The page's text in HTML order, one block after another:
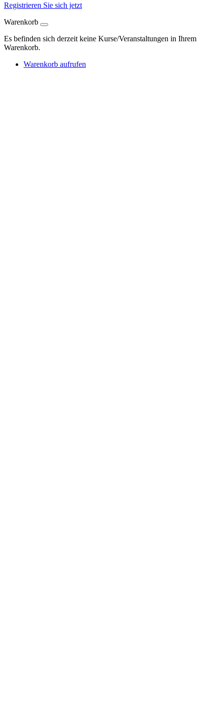
Registrieren Sie sich jetzt
Warenkorb
Es befinden sich derzeit keine Kurse/Veranstaltungen in Ihrem
Warenkorb.
Warenkorb aufrufen